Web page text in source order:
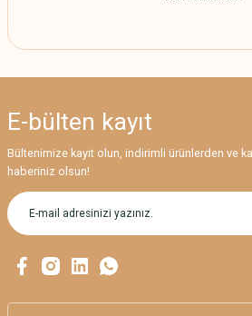
E-bülten kayıt
Bültenimize kayıt olun, indirimli ürünlerden ve
haberiniz olsun!